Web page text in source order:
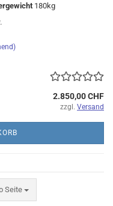
180kg
2.850,00 CHF
zzgl. Versand
Seite